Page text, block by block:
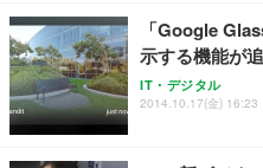
ョン PCチェア
務用 おしゃれ
Sezlife オフィス
ワーク チェア 強
能 人間工学 椅子
【整備済み品】
ー フルHD（
ort/VGA スピー
Smart Basic(ス
限定】 Smart
超厚型 お徳用 ワ
「Google
示する機能が
IT・デジタル
2014.10.17(金) 16:23